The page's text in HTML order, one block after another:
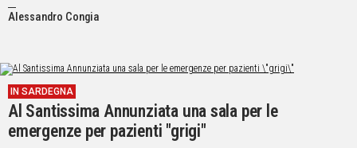
Alessandro Congia
IN SARDEGNA
Al Santissima Annunziata una sala per le
emergenze per pazienti "grigi"